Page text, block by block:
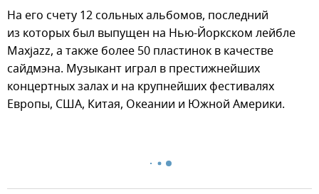
На его счету 12 сольных альбомов, последний
из которых был выпущен на Нью-Йоркском лейбле
Maxjazz, а также более 50 пластинок в качестве
сайдмэна. Музыкант играл в престижнейших
концертных залах и на крупнейших фестивалях
Европы, США, Китая, Океании и Южной Америки.